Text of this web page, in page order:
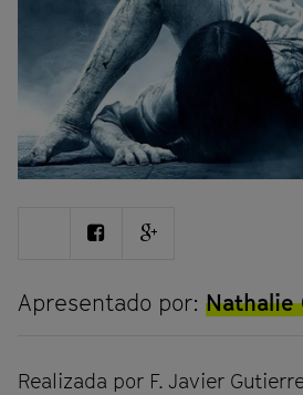
ShareShare Share
plus
Apresentado por: Nathalie
Realizada por F. Javier